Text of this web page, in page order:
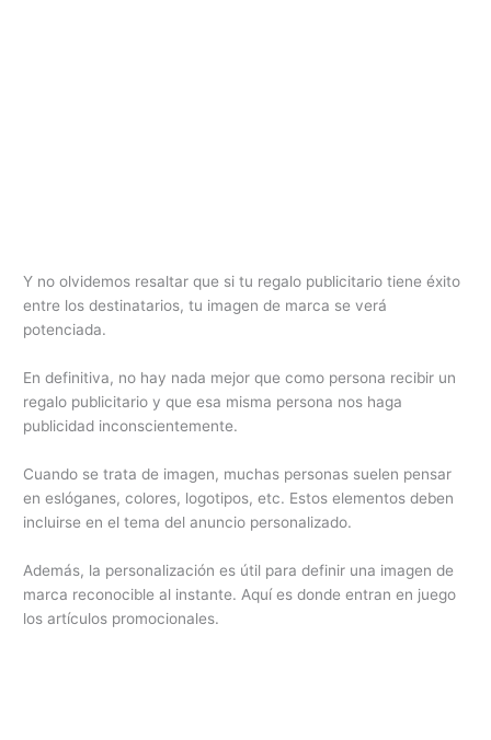
Y no olvidemos resaltar que si tu regalo publicitario tiene éxito
entre los destinatarios, tu imagen de marca se verá
potenciada.
En definitiva, no hay nada mejor que como persona recibir un
regalo publicitario y que esa misma persona nos haga
publicidad inconscientemente.
Cuando se trata de imagen, muchas personas suelen pensar
en eslóganes, colores, logotipos, etc. Estos elementos deben
incluirse en el tema del anuncio personalizado.
Además, la personalización es útil para definir una imagen de
marca reconocible al instante. Aquí es donde entran en juego
los artículos promocionales.